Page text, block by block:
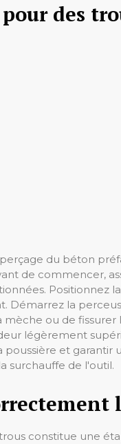
des
du béton
de commencer,
Positionnez
la
ou de
légèrement
et
surchauffe de l'outil.
constitue une